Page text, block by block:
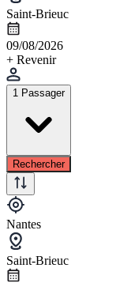
Saint-Brieuc
09/08/2026
+ Revenir
1 Passager
Rechercher
Nantes
Saint-Brieuc